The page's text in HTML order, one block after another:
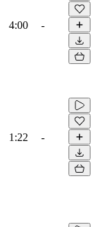
4:00 -
1:22 -